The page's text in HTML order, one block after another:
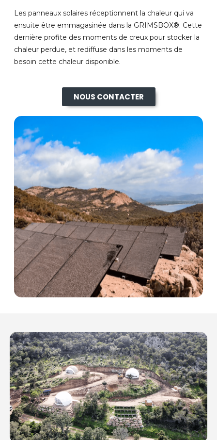
Les panneaux solaires réceptionnent la chaleur qui va
ensuite être emmagasinée dans la GRIMSBOX®. Cette
dernière profite des moments de creux pour stocker la
chaleur perdue, et rediffuse dans les moments de
besoin cette chaleur disponible.
NOUS CONTACTER